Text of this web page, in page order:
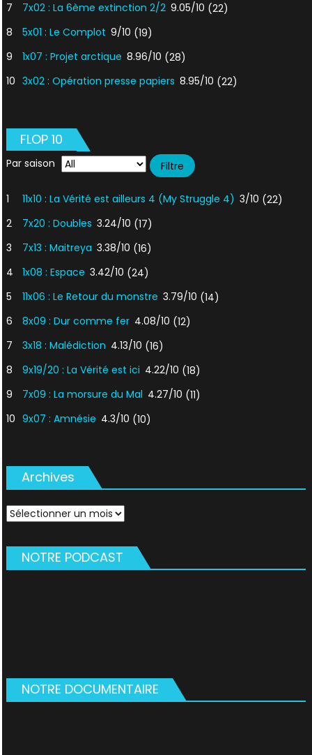
7
7x02 : La 6ème extinction 2/2 9.05/10 (22)
8
5x01 : Le Complot 9/10 (19)
9
1x07 : Projet arctique 8.96/10 (28)
10 3x02 : Opération presse papiers 8.95/10 (22)
FLOP 10
Par saison
1 11x10 : La Vérité est ailleurs 4 (My Struggle 4) 3/10 (22)
2
7x20 : Doubles 3.24/10 (17)
3
7x13 : Maitreya 3.38/10 (16)
4
1x08 : Espace 3.42/10 (24)
5
11x06 : Le Retour du monstre 3.79/10 (14)
6
8x09 : Dur comme fer 4.08/10 (12)
7
3x18 : Malédiction 4.13/10 (16)
8
9x19/20 : La Vérité est ici 4.22/10 (18)
9
7x09 : La morsure du Mal 4.27/10 (11)
10 9x07 : Amnésie 4.3/10 (10)
Archives
Archives
NOTRE PODCAST
NOTRE DOCUMENTAIRE